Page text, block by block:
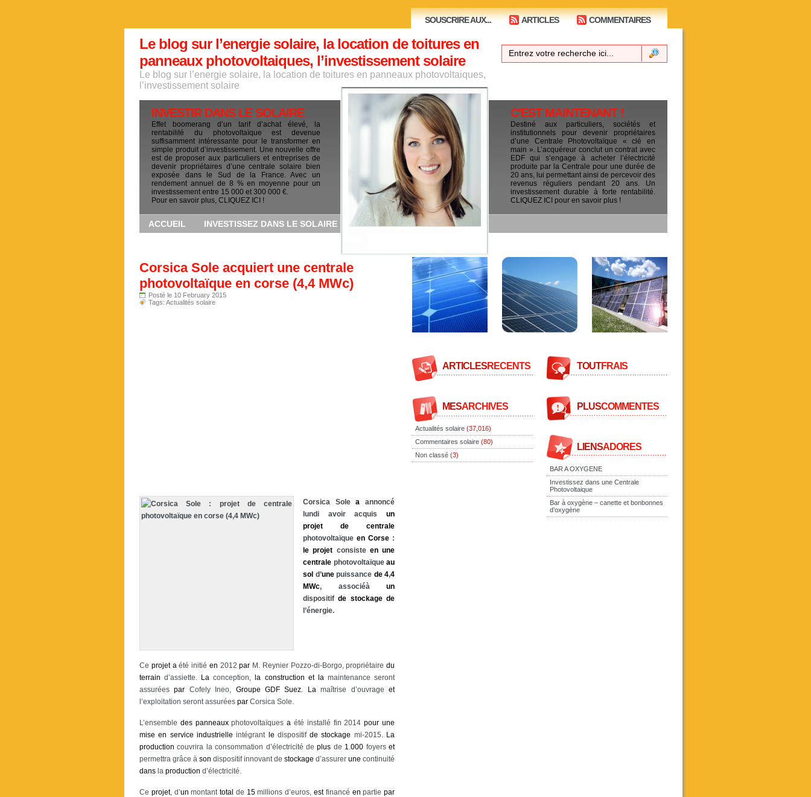
SOUSCRIRE AUX... ARTICLES COMMENTAIRES
Le blog sur l’energie solaire, la location de toitures en
panneaux photovoltaiques, l’investissement solaire
Le blog sur l’energie solaire, la location de toitures en panneaux photovoltaiques,
l’investissement solaire
INVESTIR DANS LE SOLAIRE
Effet boomerang d’un tarif d’achat élevé, la
rentabilité du photovoltaïque est devenue
suffisamment intéressante pour le transformer en
simple produit d’investissement. Une nouvelle offre
est de proposer aux particuliers et entreprises de
devenir propriétaires d’une centrale solaire bien
exposée dans le Sud de la France. Avec un
rendement annuel de 8 % en moyenne pour un
investissement entre 15 000 et 300 000 €.
Pour en savoir plus, CLIQUEZ ICI !
ACCUEIL INVESTISSEZ DANS LE SOLAIRE
C'EST MAINTENANT !
Destiné aux particuliers, sociétés et
institutionnels pour devenir propriétaires
d’une Centrale Photovoltaïque « clé en
main ». L’acquéreur conclut un contrat avec
EDF qui s’engage à acheter l’électricité
produite par la Centrale pour une durée de
20 ans, lui permettant ainsi de percevoir des
revenus réguliers pendant 20 ans. Un
investissement durable à forte rentabilité.
CLIQUEZ ICI pour en savoir plus !
Corsica Sole acquiert une centrale
photovoltaïque en corse (4,4 MWc)
Posté le 10 February 2015
Tags: Actualités solaire
Corsica Solea annoncé
lundi avoir acquis un
projet
de
centrale
photovoltaïque en Corse :
le projet consiste en une
centrale photovoltaïque au
sol d’unepuissance de 4,4
MWc, associéà un
dispositifde stockage de
l’énergie.
Ce projet aété initié en 2012par M. Reynier Pozzo-di-Borgo, propriétaire du
terrain d’assiette. La conception, la construction et lamaintenance seront
assuréespar Cofely Ineo, Groupe GDF Suez. Lamaîtrise d’ouvrageet
l’exploitation seront assurées par Corsica Sole.
L’ensemble des panneauxphotovoltaïquesa été installé fin 2014pour une
mise en service industrielle intégrant le dispositifde stockage mi-2015. La
production couvrira la consommation d’électricité deplus de 1.000 foyerset
permettra grâce à son dispositif innovant de stockage d’assurer une continuité
dans la production d’électricité.
Ce projet, d’un montanttotal de 15millions d’euros, estfinancé en partiepar
ARTICLESRECENTS
MESARCHIVES
Actualités solaire (37,016)
Commentaires solaire (80)
Non classé (3)
TOUTFRAIS
PLUSCOMMENTES
LIENSADORES
BAR A OXYGENE
Investissez dans une Centrale
Photovoltaique
Bar à oxygène – canette et bonbonnes
d’oxygène